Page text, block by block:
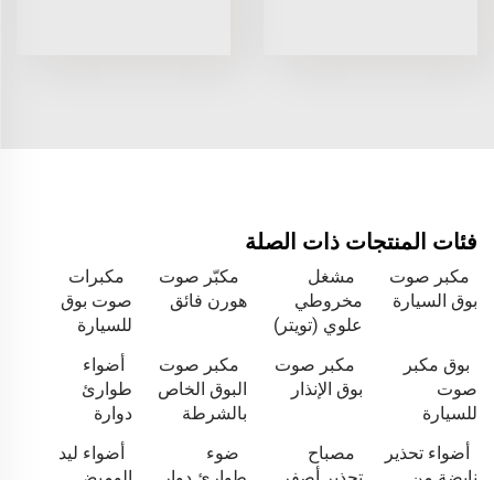
فئات المنتجات ذات الصلة
مكبر صوت
بوق السيارة
مشغل
مخروطي
علوي (تويتر)
مكبّر صوت
هورن فائق
مكبرات
صوت بوق
للسيارة
بوق مكبر
صوت
للسيارة
مكبر صوت
بوق الإنذار
مكبر صوت
البوق الخاص
بالشرطة
أضواء
طوارئ
دوارة
أضواء تحذير
مصباح
ضوء
أضواء ليد